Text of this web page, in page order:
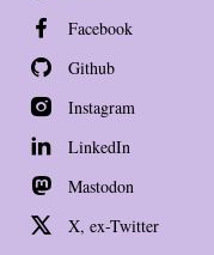
Facebook
Github
Instagram
LinkedIn
Mastodon
X, ex-Twitter